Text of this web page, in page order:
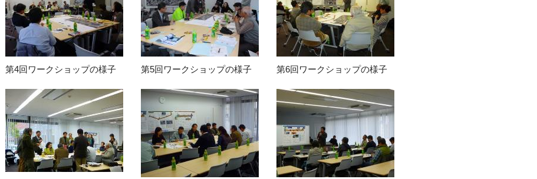
第4回ワークショップの様子 第5回ワークショップの様子 第6回ワークショップの様子